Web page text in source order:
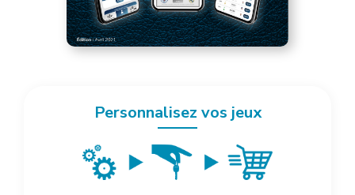
Personnalisez vos jeux